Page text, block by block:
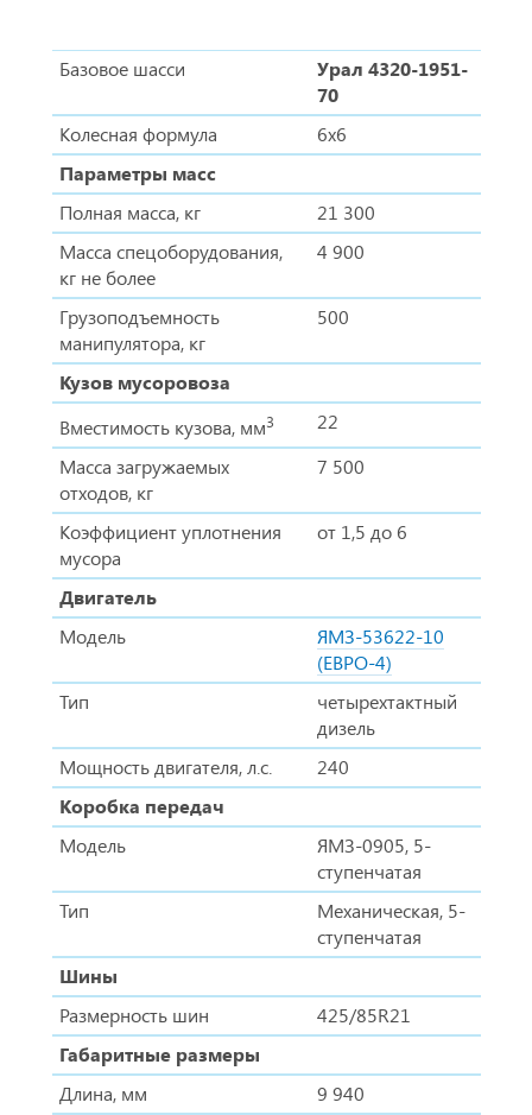
Базовое шасси
Урал 4320-1951-
70
Колесная формула
6х6
Параметры масс
Полная масса, кг
21 300
Масса спецоборудования,
кг не более
4 900
Грузоподъемность
манипулятора, кг
500
Кузов мусоровоза
Вместимость кузова, мм3
22
Масса загружаемых
отходов, кг
7 500
Коэффициент уплотнения
мусора
от 1,5 до 6
Двигатель
Модель
ЯМЗ-53622-10
(ЕВРО-4)
Тип
четырехтактный
дизель
Мощность двигателя, л.с.
240
Коробка передач
Модель
ЯМЗ-0905, 5-
ступенчатая
Тип
Механическая, 5-
ступенчатая
Шины
Размерность шин
425/85R21
Габаритные размеры
Длина, мм
9 940